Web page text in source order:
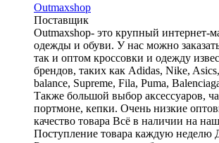
Outmaxshop
Поставщик
Outmaxshop- это крупный интернет-
одежды и обуви. У нас можно
так и оптом кроссовки и одежду
брендов, таких как Adidas, Nike,
balance, Supreme, Fila, Puma,
Также большой выбор аксессуаров,
портмоне, кепки. Очень низкие
качество товара Всё в наличии на
Поступление товара каждую неделю